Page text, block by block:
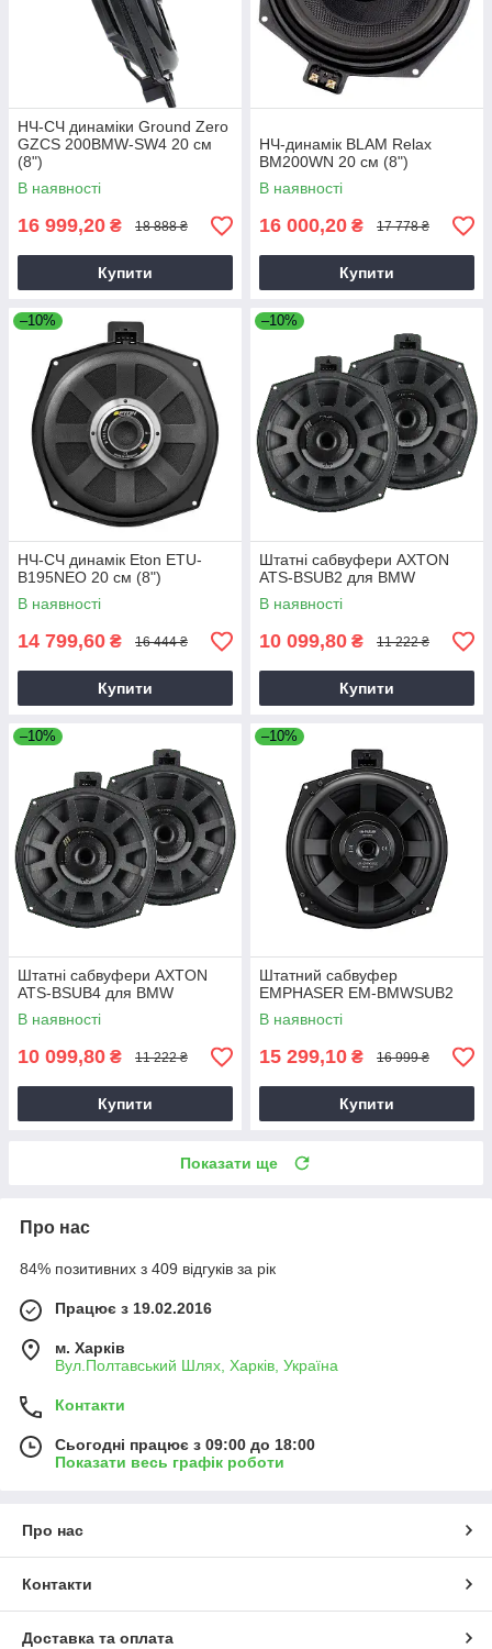
НЧ-СЧ динаміки Ground Zero
GZCS 200BMW-SW4 20 см
(8")
В наявності
16 999,20 ₴ 18 888 ₴
Купити
НЧ-динамік BLAM Relax
BM200WN 20 см (8")
В наявності
16 000,20 ₴ 17 778 ₴
Купити
–10%
НЧ-СЧ динамік Eton ETU-
B195NEO 20 см (8")
В наявності
14 799,60 ₴ 16 444 ₴
Купити
–10%
Штатні сабвуфери AXTON
ATS-BSUB2 для BMW
В наявності
10 099,80 ₴ 11 222 ₴
Купити
–10%
Штатні сабвуфери AXTON
ATS-BSUB4 для BMW
В наявності
10 099,80 ₴ 11 222 ₴
Купити
–10%
Штатний сабвуфер
EMPHASER EM-BMWSUB2
В наявності
15 299,10 ₴ 16 999 ₴
Купити
Показати ще
Про нас
84% позитивних з 409 відгуків за рік
Працює з 19.02.2016
м. Харків
Вул.Полтавський Шлях, Харків, Україна
Контакти
Сьогодні працює з 09:00 до 18:00
Показати весь графік роботи
Про нас
Контакти
Доставка та оплата